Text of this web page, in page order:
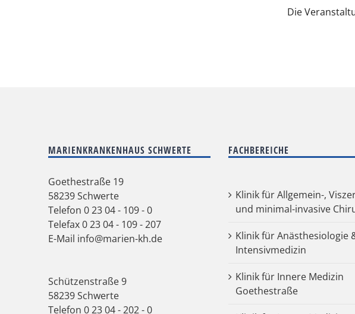
Die
MARIENKRANKENHAUS SCHWERTE
Goethestraße 19
58239 Schwerte
Telefon0 23 04 - 109 - 0
Telefax 0 23 04 - 109 - 207
E-Mail info@marien-kh.de
Schützenstraße 9
58239 Schwerte
Telefon0 23 04 - 202 - 0
FACHBEREICHE
Klinik für Allgemein-,
und minimal-invasive
Klinik für Anästhesiologie
Intensivmedizin
Klinik für Innere Medizin
Goethestraße